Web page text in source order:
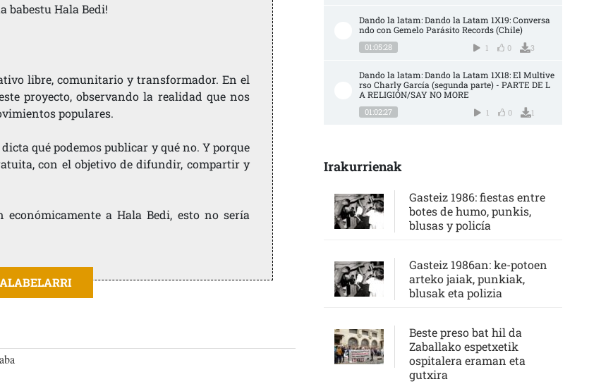
babestu Hala Bedi!
libre, comunitario y transformador. En el
proyecto, observando la realidad que nos
populares.
qué podemos publicar y qué no. Y porque
con el objetivo de difundir, compartir y
a Hala Bedi, esto no sería
Dando la latam: Dando la Latam 1X19: Conversa
ndo con Gemelo Parásito Records (Chile)
01:05:28 1 0 3
Dando la latam: Dando la Latam 1X18: El Multive
rso Charly García (segunda parte) - PARTE DE L
A RELIGIÓN/SAY NO MORE
01:02:27 1 0 1
Irakurrienak
Gasteiz 1986: fiestas entre
botes de humo, punkis,
blusas y policía
Gasteiz 1986an: ke-potoen
arteko jaiak, punkiak,
blusak eta polizia
Beste preso bat hil da
Zaballako espetxetik
ospitalera eraman eta
gutxira